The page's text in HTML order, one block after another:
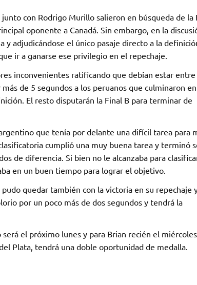
con Rodrigo Murillo salieron en búsqueda de la
oponente a Canadá. Sin embargo, en la
adjudicándose el único pasaje directo a la
ir a ganarse ese privilegio en el repechaje.
inconvenientes ratificando que debían estar entre
de 5 segundos a los peruanos que culminaron
El resto disputarán la Final B para terminar de
que tenía por delante una difícil tarea para
cumplió una muy buena tarea y terminó
de diferencia. Si bien no le alcanzaba para
en un buen tiempo para lograr el objetivo.
quedar también con la victoria en su repechaje
por un poco más de dos segundos y tendrá la
el próximo lunes y para Brian recién el
Plata, tendrá una doble oportunidad de medalla.